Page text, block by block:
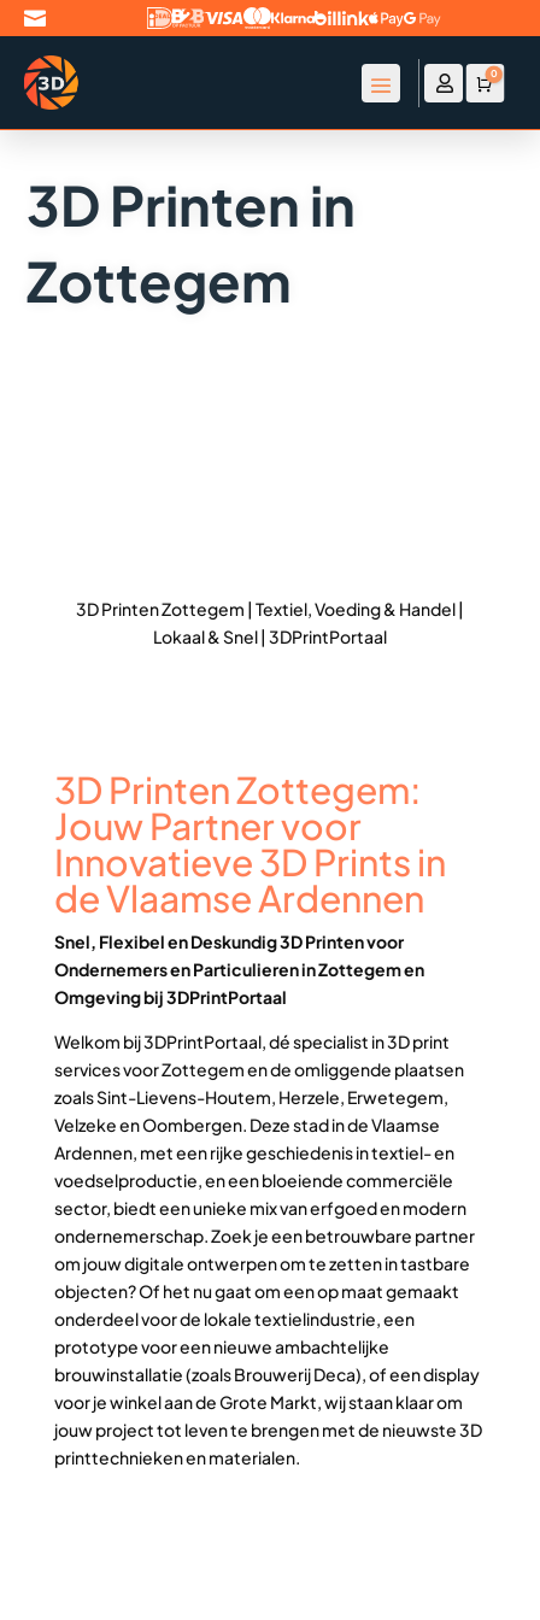

 Account
0
3D Printen in
Zottegem
3D Printen Zottegem | Textiel, Voeding & Handel |
Lokaal & Snel | 3DPrintPortaal
3D Printen Zottegem:
Jouw Partner voor
Innovatieve 3D Prints in
de Vlaamse Ardennen
Snel, Flexibel en Deskundig 3D Printen voor
Ondernemers en Particulieren in Zottegem en
Omgeving bij 3DPrintPortaal
Welkom bij 3DPrintPortaal, dé specialist in 3D print
services voor Zottegem en de omliggende plaatsen
zoals Sint-Lievens-Houtem, Herzele, Erwetegem,
Velzeke en Oombergen. Deze stad in de Vlaamse
Ardennen, met een rijke geschiedenis in textiel- en
voedselproductie, en een bloeiende commerciële
sector, biedt een unieke mix van erfgoed en modern
ondernemerschap. Zoek je een betrouwbare partner
om jouw digitale ontwerpen om te zetten in tastbare
objecten? Of het nu gaat om een op maat gemaakt
onderdeel voor de lokale textielindustrie, een
prototype voor een nieuwe ambachtelijke
brouwinstallatie (zoals Brouwerij Deca), of een display
voor je winkel aan de Grote Markt, wij staan klaar om
jouw project tot leven te brengen met de nieuwste 3D
printtechnieken en materialen.